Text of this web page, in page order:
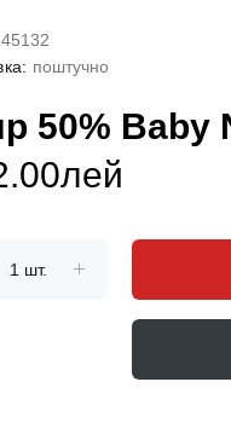
поштучно
50% Baby